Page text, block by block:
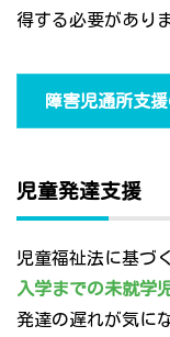
得する必要があり
障害児通所支
児童発達支援
児童福祉法に基づ
入学までの未就学
発達の遅れが気に